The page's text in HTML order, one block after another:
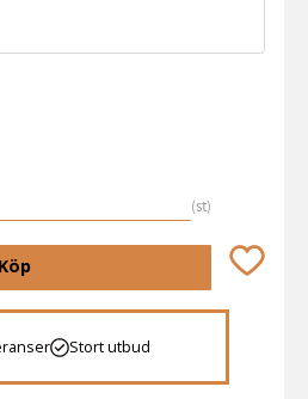
st
Köp Lägg till
Stort utbud